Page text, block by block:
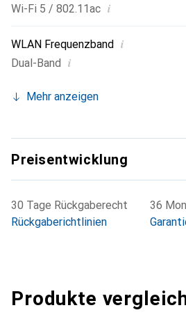
Wi-Fi 5 / 802.11ac i
WLAN Frequenzband i
Dual-Band i
Mehr anzeigen
Preisentwicklung
30 Tage Rückgaberecht
Rückgaberichtlinien
36
Produkte